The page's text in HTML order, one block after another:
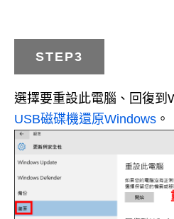
STEP3
選擇要重設此電腦、回復到
USB磁碟機還原Windows 。